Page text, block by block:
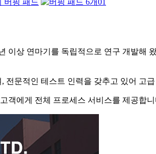
이상 연마기를 독립적으로 연구 개발해
문적인 테스트 인력을 갖추고 있어 고
객에게 전체 프로세스 서비스를 제공합니